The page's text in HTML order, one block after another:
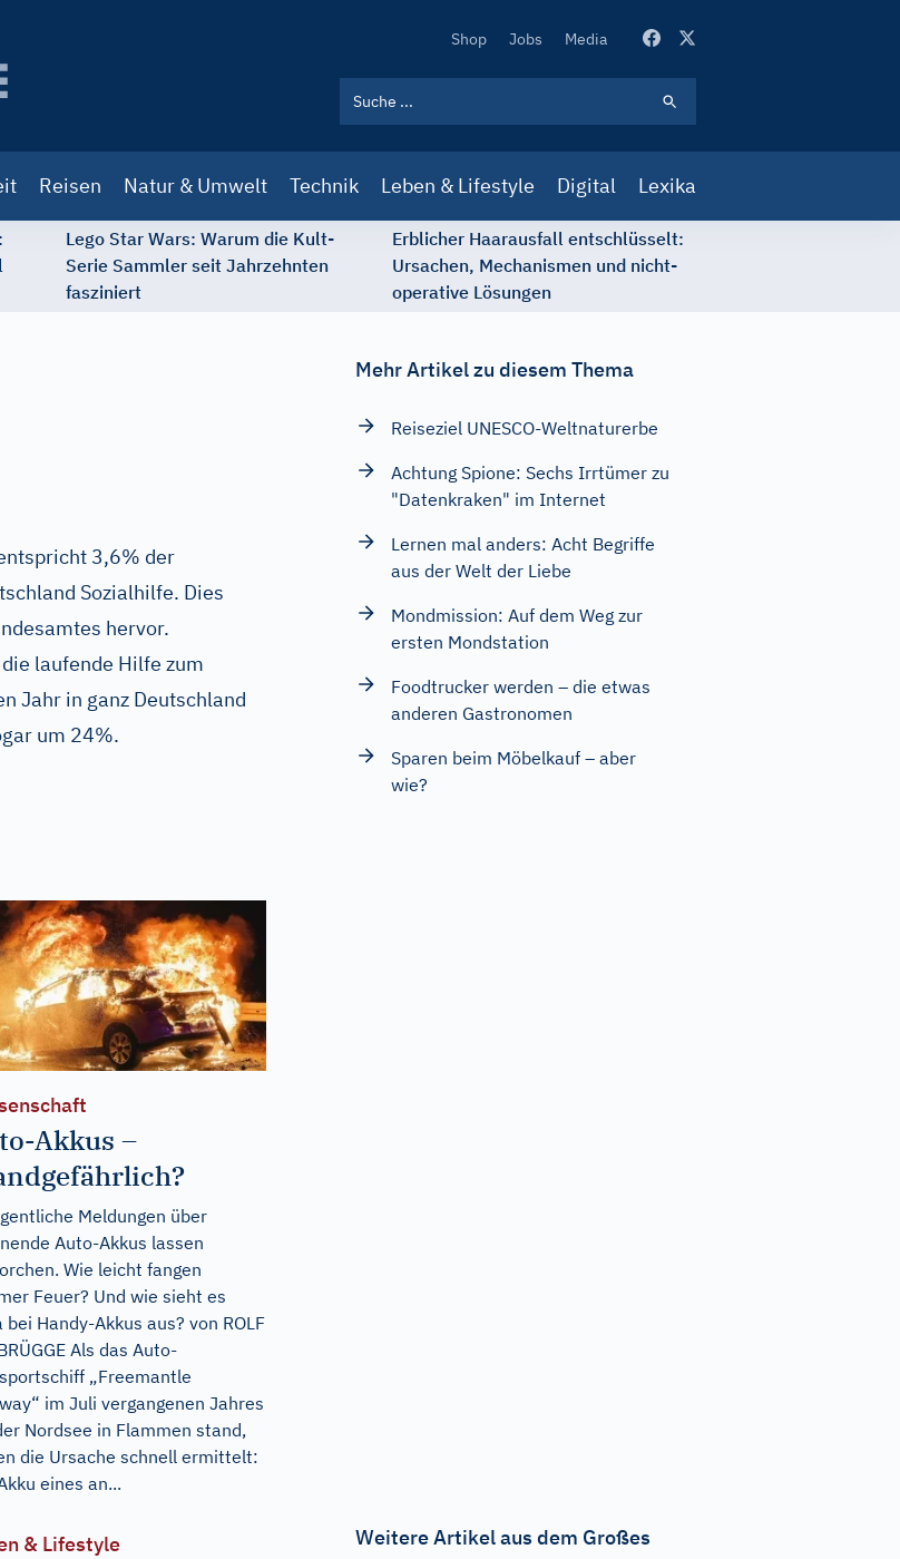
Secondary
Shop Jobs Media
Reisen Natur & Umwelt Technik Leben & Lifestyle Digital Lexika
Lego Star Wars: Warum die Kult-
Serie Sammler seit Jahrzehnten
fasziniert
Erblicher Haarausfall entschlüsselt:
Ursachen, Mechanismen und nicht-
operative Lösungen
3,6% der
Sozialhilfe. Dies
hervor.
laufende Hilfe zum
Jahr in ganz Deutschland
um 24%.
Akkus –
Meldungen über
Auto-Akkus lassen
Wie leicht fangen
Feuer? Und wie sieht es
bei Handy-Akkus aus? von ROLF
Als das Auto-
„Freemantle
im Juli vergangenen Jahres
Nordsee in Flammen stand,
die Ursache schnell ermittelt:
eines an...
& Lifestyle
Mehr Artikel zu diesem Thema
Reiseziel UNESCO-Weltnaturerbe
Achtung Spione: Sechs Irrtümer zu
"Datenkraken" im Internet
Lernen mal anders: Acht Begriffe
aus der Welt der Liebe
Mondmission: Auf dem Weg zur
ersten Mondstation
Foodtrucker werden – die etwas
anderen Gastronomen
Sparen beim Möbelkauf – aber
wie?
Weitere Artikel aus dem Großes